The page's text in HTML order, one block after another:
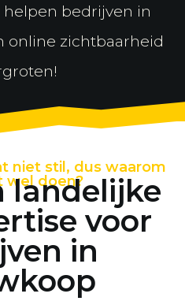
helpen bedrijven in
online zichtbaarheid
niet stil, dus waarom
wel doen?
landelijke
voor
in